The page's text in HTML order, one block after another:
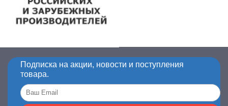
Подписка на акции, новости и поступления
товара.